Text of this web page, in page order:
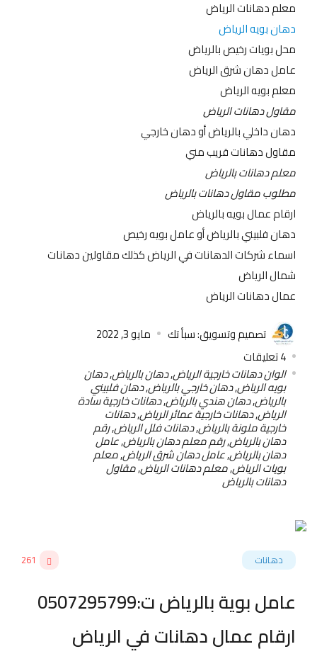
معلم دهانات الرياض
دهان بويه الرياض
محل بويات رخيص بالرياض
عامل دهان شرق الرياض
معلم بويه الرياض
مقاول دهانات الرياض
دهان داخلي بالرياض أو دهان خارجي
مقاول دهانات قريب مني
معلم دهانات بالرياض
مطلوب مقاول دهانات بالرياض
ارقام عمال بويه بالرياض
دهان فلبيني بالرياض أو عامل بويه رخيص
اسماء شركات الدهانات في الرياض كذلك مقاولين دهانات
شمال الرياض
عمال دهانات الرياض
تصميم وتسويق: سبأ تك
مايو 3, 2022
4تعليقات
الوان دهانات خارجية الرياض,دهان بالرياض,دهان
بويه الرياض,دهان خارجي بالرياض,دهان فلبيني
بالرياض,دهان هندي بالرياض,دهانات خارجية سادة
الرياض,دهانات خارجية عمائر الرياض,دهانات
خارجية ملونة بالرياض,دهانات فلل الرياض,رقم
دهان بالرياض,رقم معلم دهان بالرياض,عامل
دهان بالرياض,عامل دهان شرق الرياض,معلم
بويات الرياض,معلم دهانات الرياض,مقاول
دهانات بالرياض
دهانات 261
عامل بوية بالرياض ت:0507295799
ارقام عمال دهانات في الرياض